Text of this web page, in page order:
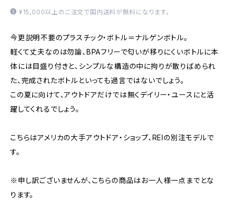
¥15,000以上のご注文で国内送料が無料になります。
今更説明不要のプラスチック・ボトル＝ナルゲンボトル。
軽くて丈夫なのは勿論、BPAフリーで匂いが移りにくいボトルに本
体には目盛り付きと、シンプルな構造の中に拘りが散りばめられ
た、完成されたボトルといっても過言ではないでしょう。
この夏に向けて、アウトドアだけでは無くデイリー・ユースにと活
躍してくれるでしょう。
こちらはアメリカの大手アウトドア・ショップ、REIの別注モデルで
す。
※申し訳ございませんが、こちらの商品はお一人様一点までとな
ります。